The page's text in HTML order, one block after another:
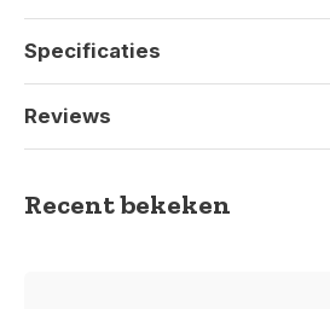
Specificaties
Reviews
Recent bekeken